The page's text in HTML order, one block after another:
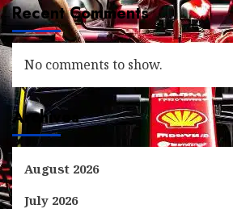
Recent Comments
No comments to show.
Archives
August 2026
July 2026